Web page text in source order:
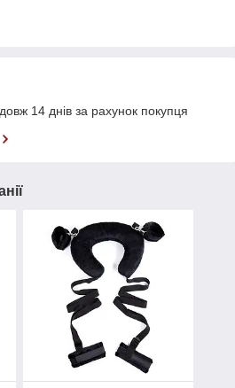
14 днів за рахунок покупця